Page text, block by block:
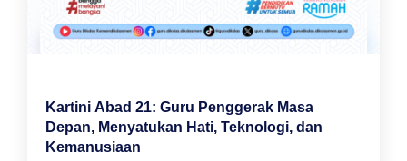
Kartini Abad 21: Guru Penggerak Masa
Depan, Menyatukan Hati, Teknologi, dan
Kemanusiaan